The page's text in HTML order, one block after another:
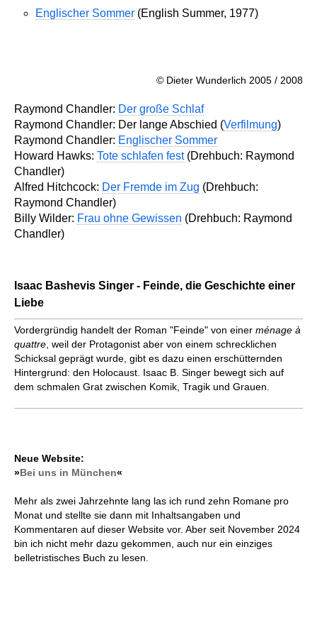
Englischer Sommer (English Summer, 1977)
© Dieter Wunderlich 2005 / 2008
Raymond Chandler: Der große Schlaf
Raymond Chandler: Der lange Abschied (Verfilmung)
Raymond Chandler: Englischer Sommer
Howard Hawks: Tote schlafen fest(Drehbuch: Raymond
Chandler)
Alfred Hitchcock: Der Fremde im Zug (Drehbuch:
Raymond Chandler)
Billy Wilder: Frau ohne Gewissen (Drehbuch: Raymond
Chandler)
Isaac Bashevis Singer - Feinde, die Geschichte einer
Liebe
Vordergründig handelt der Roman "Feinde" von einer ménage à
quattre, weil der Protagonist aber von einem schrecklichen
Schicksal geprägt wurde, gibt es dazu einen erschütternden
Hintergrund: den Holocaust. Isaac B. Singer bewegt sich auf
dem schmalen Grat zwischen Komik, Tragik und Grauen.
Neue Website:
»Bei uns in München«
Mehr als zwei Jahrzehnte lang las ich rund zehn Romane pro
Monat und stellte sie dann mit Inhaltsangaben und
Kommentaren auf dieser Website vor. Aber seit November 2024
bin ich nicht mehr dazu gekommen, auch nur ein einziges
belletristisches Buch zu lesen.